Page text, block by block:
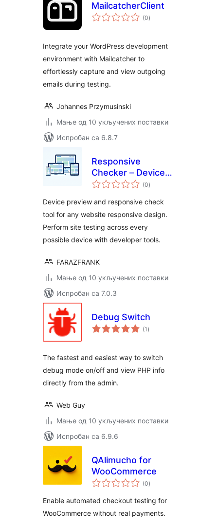
MailcatcherClient
(0укупних
оцена
)
Integrate your WordPress development
environment with Mailcatcher to
effortlessly capture and view outgoing
emails during testing.
Johannes Przymusinski
Мање од 10 укључених поставки
Испробан са 6.8.7
Responsive
Checker – Device
Preview, Developer
Testing
(0укупних
оцена
)
Device preview and responsive check
tool for any website responsive design.
Perform site testing across every
possible device with developer tools.
FARAZFRANK
Мање од 10 укључених поставки
Испробан са 7.0.3
Debug Switch
(1 укупних
оцена
)
The fastest and easiest way to switch
debug mode on/off and view PHP info
directly from the admin.
Web Guy
Мање од 10 укључених поставки
Испробан са 6.9.6
QAlimucho for
WooCommerce
(0укупних
оцена
)
Enable automated checkout testing for
WooCommerce without real payments.